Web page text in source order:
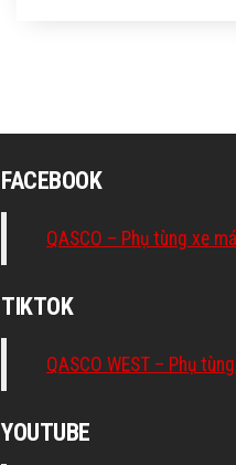
FACEBOOK
QASCO – Phụ tùng xe
TIKTOK
QASCO WEST – Phụ
YOUTUBE